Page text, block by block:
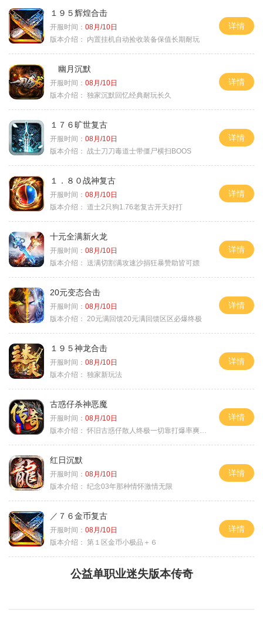
１９５辉煌合击
开服时间： 08月/10日
版本介绍：
内置挂机自动捡收装备保值长期耐玩
详情
幽月沉默
开服时间： 08月/10日
版本介绍： 独家沉默回忆经典耐玩长久
详情
１７６旷世复古
开服时间： 08月/10日
版本介绍： 战士刀刀毒道士带僵尸横扫BOOS
详情
１．８０战神复古
开服时间： 08月/10日
版本介绍： 道士2只狗1.76老复古开天好打
详情
十元全满新火龙
开服时间： 08月/10日
版本介绍： 送满切割满攻速沙捐狂暴赞助皆可嫖
详情
20元变态合击
开服时间： 08月/10日
版本介绍： 20元满回馈20元满回馈区区必爆终极
详情
１９５神龙合击
开服时间： 08月/10日
版本介绍： 独家新玩法
详情
古惑仔杀神恶魔
开服时间： 08月/10日
版本介绍： 怀旧古惑仔散人终极一切靠打爆率爽翻天
详情
红日沉默
开服时间： 08月/10日
版本介绍： 纪念03年那种情怀激情无限
详情
／７６金币复古
开服时间： 08月/10日
版本介绍： 第１区金币小极品＋６
详情
公益单职业迷失版本传奇